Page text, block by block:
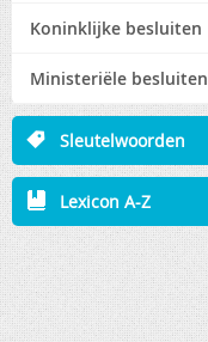
Koninklijke besluiten
Ministeriële besluiten
Sleutelwoorden
Lexicon A-Z